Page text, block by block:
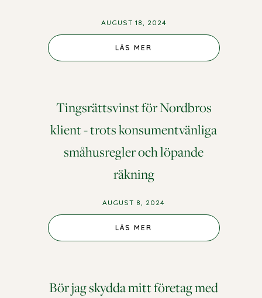
AUGUST 18, 2024
LÄS MER
Tingsrättsvinst för Nordbros
klient - trots konsumentvänliga
småhusregler och löpande
räkning
AUGUST 8, 2024
LÄS MER
Bör jag skydda mitt företag med